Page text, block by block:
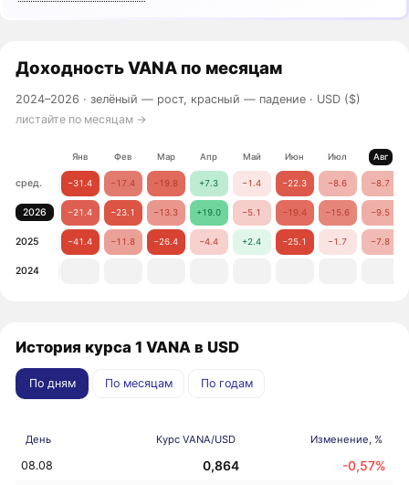
ДоходностьVANA по месяцам
2024–2026 ·зелёный — рост, красный — падение · USD ($)
листайте по месяцам →
Янв Фев Мар Апр Май Июн Июл Авг
сред. −31.4 −17.4 −19.8 +7.3 −1.4 −22.3 −8.6 −8.7
2026 −21.4 −23.1 −13.3 +19.0 −5.1 −19.4 −15.6 −9.5
2025 −41.4 −11.8 −26.4 −4.4 +2.4 −25.1 −1.7 −7.8
2024
История курса 1 VANA в USD
По дням По месяцам По годам
День Курс VANA/USD Изменение, %
08.08 0,864 -0,57%